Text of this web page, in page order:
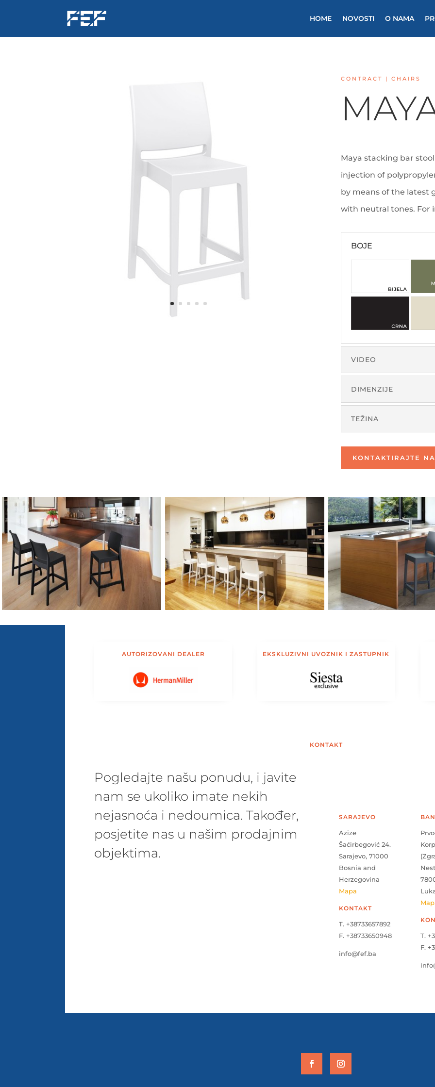
HOME NOVOSTI O NAMA
CONTRACT | CHAIRS
Maya stacking bar
injection of
by means of the latest
with neutral tones. For
BOJE
VIDEO
DIMENZIJE
TEŽINA
KONTAKTIRAJTE
AUTORIZOVANI DEALER EKSKLUZIVNI UVOZNIK I ZASTUPNIK
KONTAKT
Pogledajte našu ponudu, i javite
nam se ukoliko imate nekih
nejasnoća i nedoumica. Također,
posjetite nas u našim prodajnim
objektima.
SARAJEVO
Azize
Šaćirbegović 24.
Sarajevo, 71000
Bosnia and
Herzegovina
Mapa
KONTAKT
T. +38733657892
F. +38733650948
info@fef.ba
T.
F.